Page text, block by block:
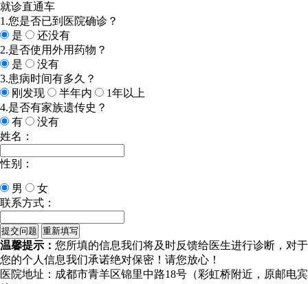
就诊直通车
1.您是否已到医院确诊？
是
还没有
2.是否使用外用药物？
是
没有
3.患病时间有多久？
刚发现
半年内
1年以上
4.是否有家族遗传史？
有
没有
姓名：
性别：
男
女
联系方式：
温馨提示： 您所填的信息我们将及时反馈给医生进行诊断，对于
您的个人信息我们承诺绝对保密！请您放心！
医院地址：成都市青羊区锦里中路18号（彩虹桥附近，原邮电宾